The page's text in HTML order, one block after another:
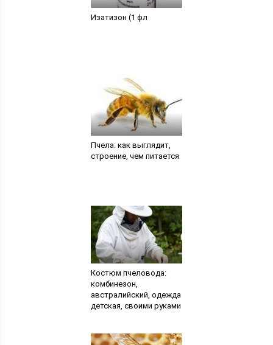
Изатизон (1 фл
Пчела: как выглядит,
строение, чем питается
Костюм пчеловода:
комбинезон,
австралийский, одежда
детская, своими руками